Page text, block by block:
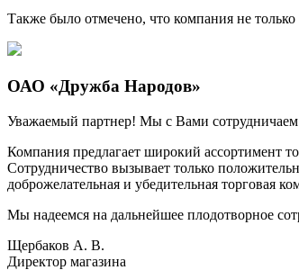
Также было отмечено, что компания не только
ОАО «Дружба Народов»
Уважаемый партнер! Мы с Вами сотрудничаем
Компания предлагает широкий ассортимент
Сотрудничество вызывает только
доброжелательная и убедительная торговая
Мы надеемся на дальнейшее плодотворное
Щербаков А. В.
Директор магазина